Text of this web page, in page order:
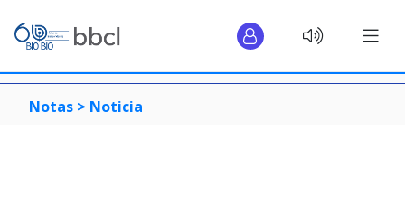
Notas > Noticia